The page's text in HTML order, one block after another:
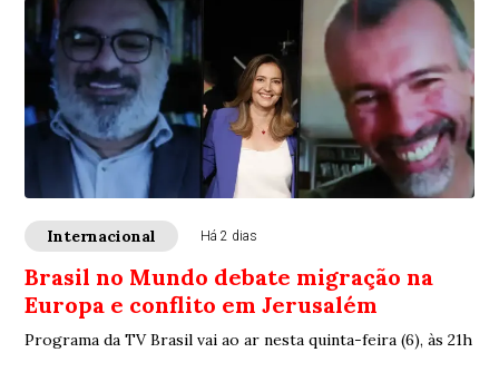
Internacional Há 2 dias
Brasil no Mundo debate migração na
Europa e conflito em Jerusalém
Programa da TV Brasil vai ao ar nesta quinta-feira (6), às 21h